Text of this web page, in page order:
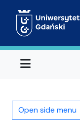
Menu
Open side menu